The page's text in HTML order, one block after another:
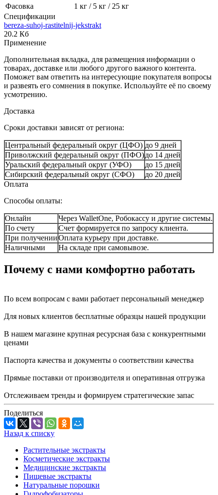
Фасовка
1 кг / 5 кг / 25 кг
Спецификации
bereza-suhoj-rastitelnij-jekstrakt
20.2 Кб
Применение
Дополнительная вкладка, для размещения информации о
товарах, доставке или любого другого важного контента.
Поможет вам ответить на интересующие покупателя вопросы
и развеять его сомнения в покупке. Используйте её по своему
усмотрению.
Доставка
Сроки доставки зависят от региона:
Центральный федеральный округ (ЦФО) до 9 дней
Приволжский федеральный округ (ПФО)до 14 дней
Уральский федеральный округ (УФО)
до 15 дней
Сибирский федеральный округ (СФО)
до 20 дней
Оплата
Способы оплаты:
Онлайн
Через WalletOne, Робокассу и другие системы.
По счету
Счет формируется по запросу клиента.
При полученииОплата курьеру при доставке.
Наличными
На складе при самовывозе.
Почему с нами комфортно работать
По всем вопросам с вами работает персональный менеджер
Для новых клиентов бесплатные образцы нашей продукции
В нашем магазине крупная ресурсная база с конкурентными
ценами
Паспорта качества и документы о соответствии качества
Прямые поставки от производителя и оперативная отгрузка
Отслеживаем тренды и формируем стратегические запас
Поделиться
Назад к списку
Растительные экстракты
Косметические экстракты
Медицинские экстракты
Пищевые экстракты
Натуральные порошки